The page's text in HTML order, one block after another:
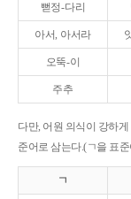
뻗정-다리
아서, 아서라
오뚝-이
주추
다만, 어원 의식이 강하
준어로 삼는다.(ㄱ을 표
ㄱ